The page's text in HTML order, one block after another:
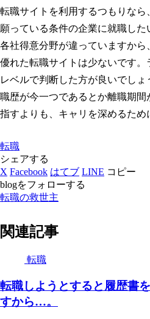
転職サイトを利用するつもりなら
願っている条件の企業に就職した
各社得意分野が違っていますから
優れた転職サイトは少ないです
レベルで判断した方が良いでしょ
職歴が今一つであるとか離職期
指すよりも、キャリを深めるため
転職
シェアする
X Facebook はてブ LINE コピー
blogをフォローする
転職の救世主
関連記事
転職
転職しようとすると履歴書
すから…。